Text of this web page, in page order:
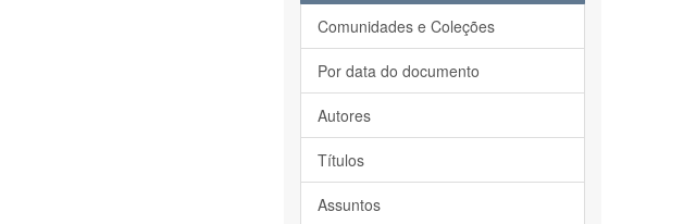
Comunidades e Coleções
Por data do documento
Autores
Títulos
Assuntos